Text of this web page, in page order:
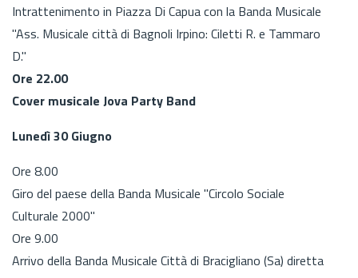
Intrattenimento in Piazza Di Capua con la Banda Musicale
"Ass. Musicale città di Bagnoli Irpino: Ciletti R. e Tammaro
D."
Ore 22.00
Cover musicale Jova Party Band
Lunedì 30 Giugno
Ore 8.00
Giro del paese della Banda Musicale "Circolo Sociale
Culturale 2000"
Ore 9.00
Arrivo della Banda Musicale Città di Bracigliano (Sa) diretta